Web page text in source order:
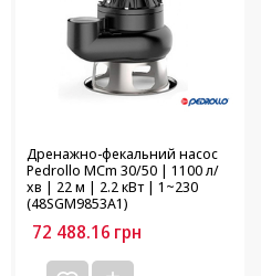
Дренажно-фекальний насос
Pedrollo MCm 30/50 | 1100 л/
хв | 22 м | 2.2 кВт | 1~230
(48SGM9853A1)
72 488.16 грн